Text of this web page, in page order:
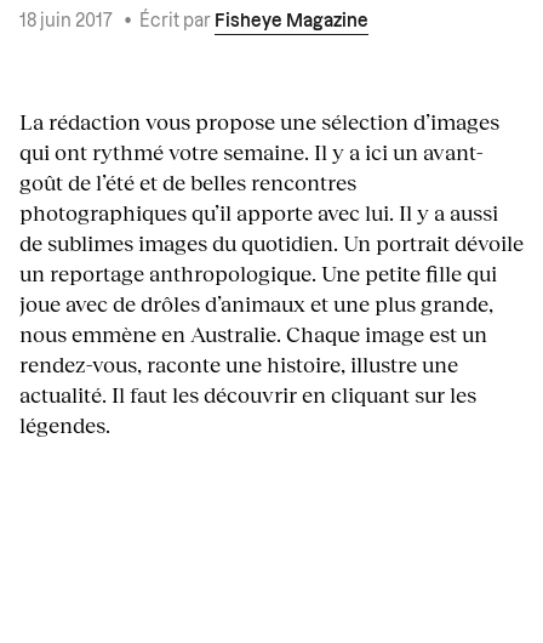
18 juin 2017 • Écrit par Fisheye Magazine
La rédaction vous propose une sélection d’images
qui ont rythmé votre semaine. Il y a ici un avant-
goût de l’été et de belles rencontres
photographiques qu’il apporte avec lui. Il y a aussi
de sublimes images du quotidien. Un portrait dévoile
un reportage anthropologique. Une petite fille qui
joue avec de drôles d’animaux et une plus grande,
nous emmène en Australie. Chaque image est un
rendez-vous, raconte une histoire, illustre une
actualité. Il faut les découvrir en cliquant sur les
légendes.